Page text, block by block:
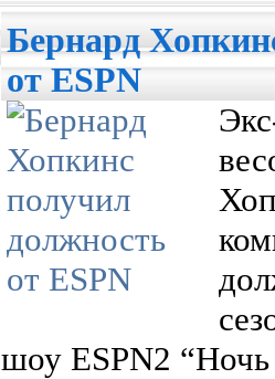
Бернард
от ESPN
шоу ESPN2